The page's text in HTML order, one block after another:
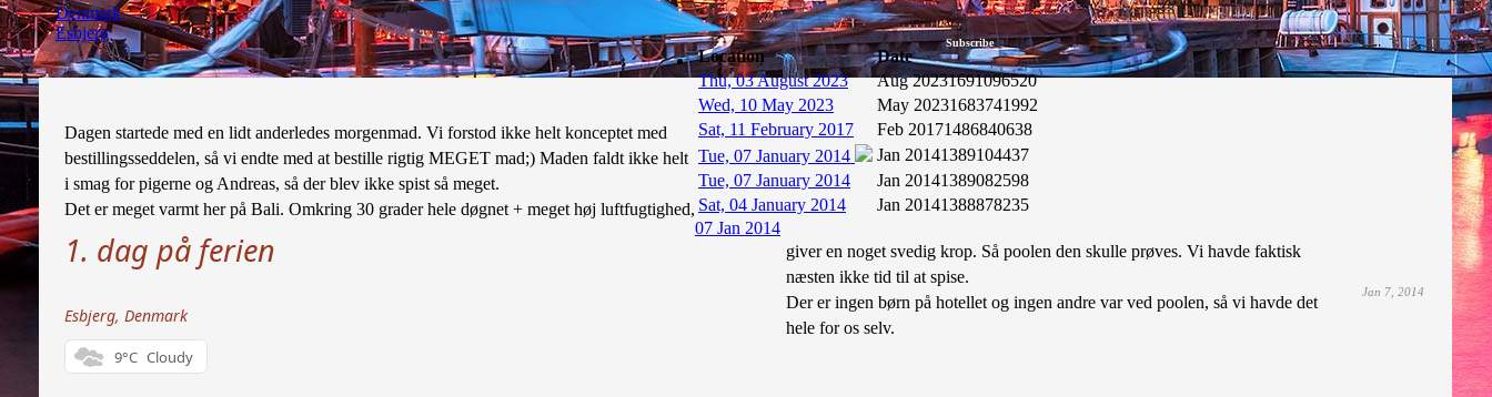
Subscribe
Denmark
Esbjerg
Location
Date
Thu, 03 August 2023
Aug 20231691096520
Wed, 10 May 2023
May 20231683741992
Sat, 11 February 2017
Feb 20171486840638
Tue, 07 January 2014
Jan 20141389104437
Tue, 07 January 2014
Jan 20141389082598
Sat, 04 January 2014
Jan 20141388878235
07 Jan 2014
1. dag på ferien
Esbjerg, Denmark
9°C Cloudy
Jan 7, 2014
Dagen startede med en lidt anderledes morgenmad. Vi forstod ikke helt konceptet med
bestillingsseddelen, så vi endte med at bestille rigtig MEGET mad;) Maden faldt ikke helt
i smag for pigerne og Andreas, så der blev ikke spist så meget.
Det er meget varmt her på Bali. Omkring 30 grader hele døgnet + meget høj luftfugtighed,
giver en noget svedig krop. Så poolen den skulle prøves. Vi havde faktisk
næsten ikke tid til at spise.
Der er ingen børn på hotellet og ingen andre var ved poolen, så vi havde det
hele for os selv.